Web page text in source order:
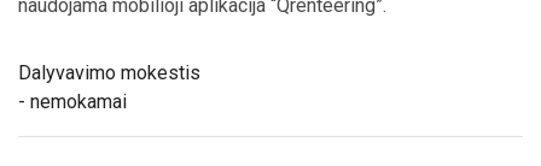
Dalyvavimo mokestis
- nemokamai
naudojama mobilioji aplikacija “Qrenteering”.